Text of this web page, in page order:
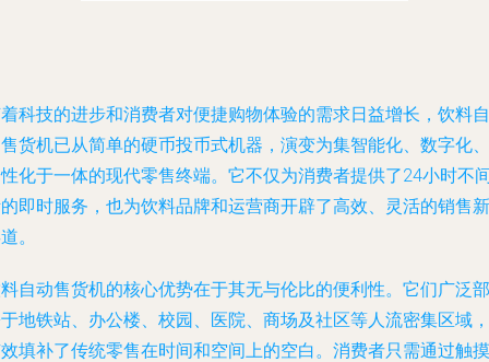
科技的进步和消费者对便捷购物体验的需求日益增长，饮料自
货机已从简单的硬币投币式机器，演变为集智能化、数字化、
化于一体的现代零售终端。它不仅为消费者提供了24小时不
即时服务，也为饮料品牌和运营商开辟了高效、灵活的销售新
。
自动售货机的核心优势在于其无与伦比的便利性。它们广泛部
地铁站、办公楼、校园、医院、商场及社区等人流密集区域，
填补了传统零售在时间和空间上的空白。消费者只需通过触摸